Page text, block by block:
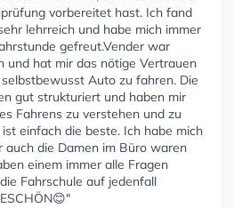
vorbereitet hast. Ich fand
lehrreich und habe mich immer
gefreut.Vender war
und hat mir das nötige Vertrauen
Auto zu fahren. Die
gut strukturiert und haben mir
Fahrens zu verstehen und zu
einfach die beste. Ich habe mich
die Damen im Büro waren
einem immer alle Fragen
Fahrschule auf jedenfall